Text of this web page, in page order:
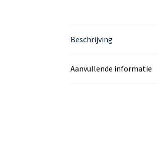
Beschrijving
Aanvullende informatie